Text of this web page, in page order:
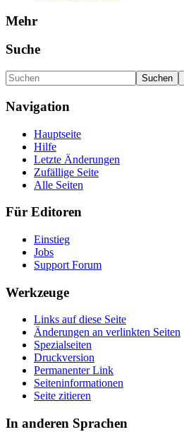
Mehr
Suche
Navigation
Hauptseite
Hilfe
Letzte Änderungen
Zufällige Seite
Alle Seiten
Für Editoren
Einstieg
Jobs
Support Forum
Werkzeuge
Links auf diese Seite
Änderungen an verlinkten Seiten
Spezialseiten
Druckversion
Permanenter Link
Seiten­informationen
Seite zitieren
In anderen Sprachen